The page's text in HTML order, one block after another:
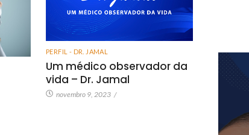
PERFIL - DR. JAMAL
Um médico observador da
vida – Dr. Jamal
novembro 9, 2023 /